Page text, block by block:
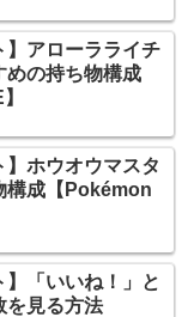
】アローラライチ
めの持ち物構成
】ホウオウマスタ
構成【Pokémon
】「いいね！」と
を見る方法